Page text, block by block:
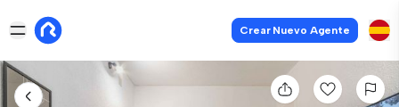
Crear Nuevo Agente